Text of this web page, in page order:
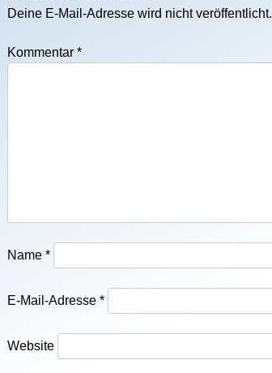
Deine E-Mail-Adresse wird nicht veröffentlicht.
Kommentar *
Name *
E-Mail-Adresse *
Website